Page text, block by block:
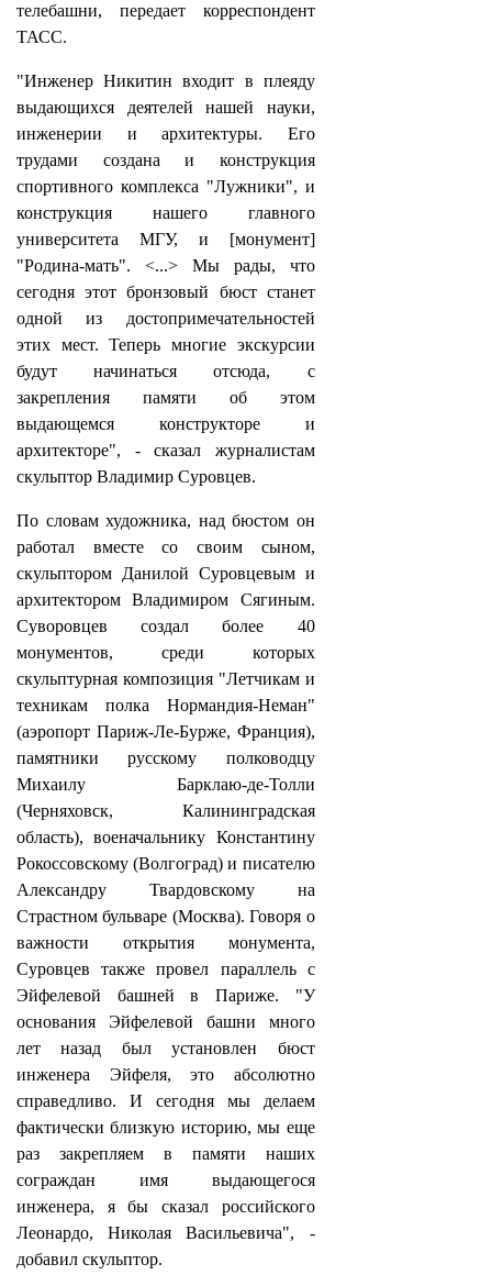
телебашни, передает корреспондент
ТАСС.
"Инженер Никитин входит в плеяду
выдающихся деятелей нашей науки,
инженерии и архитектуры. Его
трудами создана и конструкция
спортивного комплекса "Лужники", и
конструкция нашего главного
университета МГУ, и [монумент]
"Родина-мать". <...> Мы рады, что
сегодня этот бронзовый бюст станет
одной из достопримечательностей
этих мест. Теперь многие экскурсии
будут начинаться отсюда, с
закрепления памяти об этом
выдающемся конструкторе и
архитекторе", - сказал журналистам
скульптор Владимир Суровцев.
По словам художника, над бюстом он
работал вместе со своим сыном,
скульптором Данилой Суровцевым и
архитектором Владимиром Сягиным.
Суворовцев создал более 40
монументов, среди которых
скульптурная композиция "Летчикам и
техникам полка Нормандия-Неман"
(аэропорт Париж-Ле-Бурже, Франция),
памятники русскому полководцу
Михаилу Барклаю-де-Толли
(Черняховск, Калининградская
область), военачальнику Константину
Рокоссовскому (Волгоград) и писателю
Александру Твардовскому на
Страстном бульваре (Москва). Говоря о
важности открытия монумента,
Суровцев также провел параллель с
Эйфелевой башней в Париже. "У
основания Эйфелевой башни много
лет назад был установлен бюст
инженера Эйфеля, это абсолютно
справедливо. И сегодня мы делаем
фактически близкую историю, мы еще
раз закрепляем в памяти наших
сограждан имя выдающегося
инженера, я бы сказал российского
Леонардо, Николая Васильевича", -
добавил скульптор.